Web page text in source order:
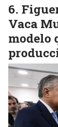
Vaca
modelo